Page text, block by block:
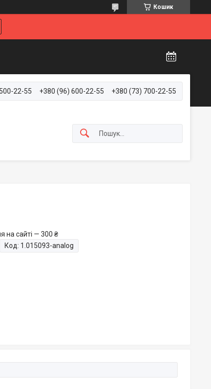
Кошик
22-55 +380 (96) 600-22-55 +380 (73) 700-22-55
на сайті — 300 ₴
Код: 1.015093-analog